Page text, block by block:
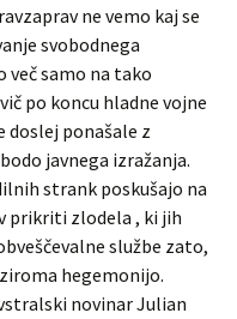
ne vemo kaj se
svobodnega
samo na tako
po koncu hladne vojne
doslej ponašale z
javnega izražanja.
strank poskušajo na
prikriti zlodela , ki jih
službe zato,
hegemonijo.
novinar Julian